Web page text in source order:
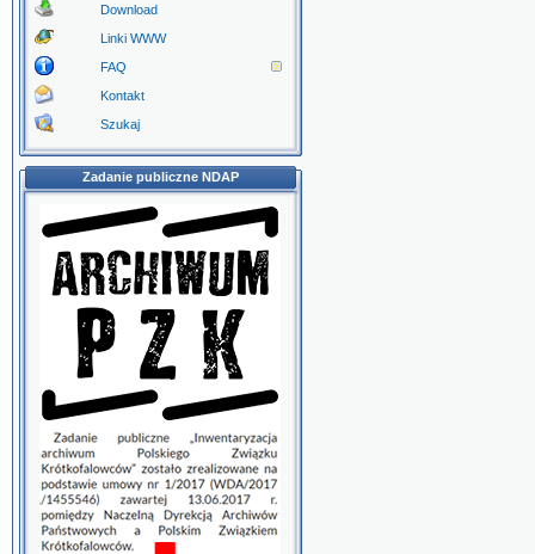
Download
Linki WWW
FAQ
Kontakt
Szukaj
Zadanie publiczne NDAP